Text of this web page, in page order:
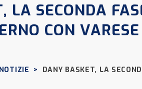
LA SECONDA
CON VARESE
NOTIZIE >
DANY BASKET, LA